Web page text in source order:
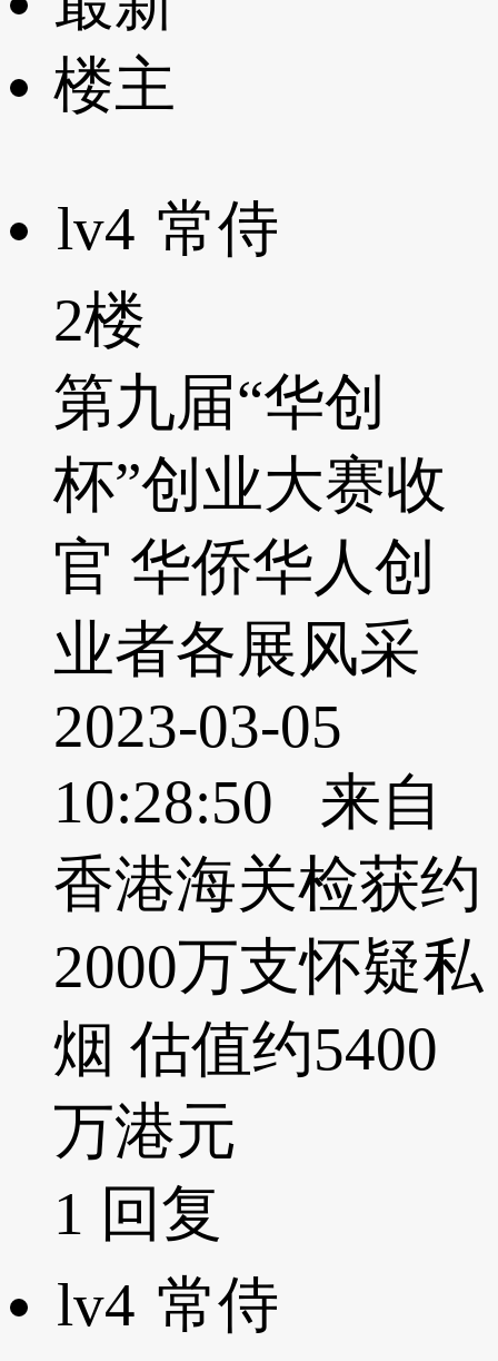
楼主
lv4 常侍
2楼
第九届“华创
杯”创业大赛收
官 华侨华人创
业者各展风采
2023-03-05
10:28:50 来自
香港海关检获约
2000万支怀疑私
烟 估值约5400
万港元
1 回复
lv4 常侍